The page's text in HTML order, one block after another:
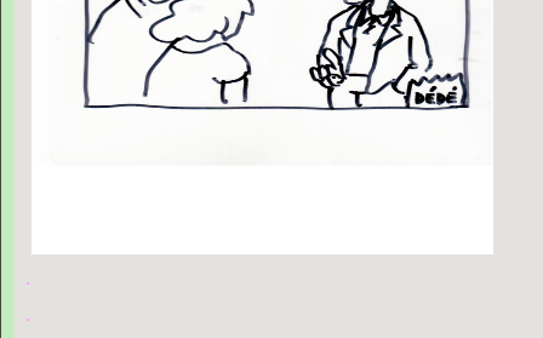
.
.